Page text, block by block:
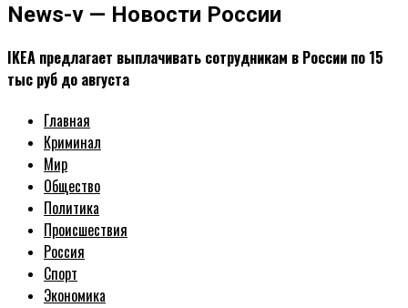
News-v — Новости России
IKEA предлагает выплачивать сотрудникам в России по 15
тыс руб до августа
Главная
Криминал
Мир
Общество
Политика
Происшествия
Россия
Спорт
Экономика